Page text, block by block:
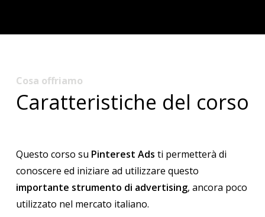
Cosa offriamo
Caratteristiche del corso
Questo corso su Pinterest Ads ti permetterà di
conoscere ed iniziare ad utilizzare questo
importante strumento di advertising, ancora poco
utilizzato nel mercato italiano.